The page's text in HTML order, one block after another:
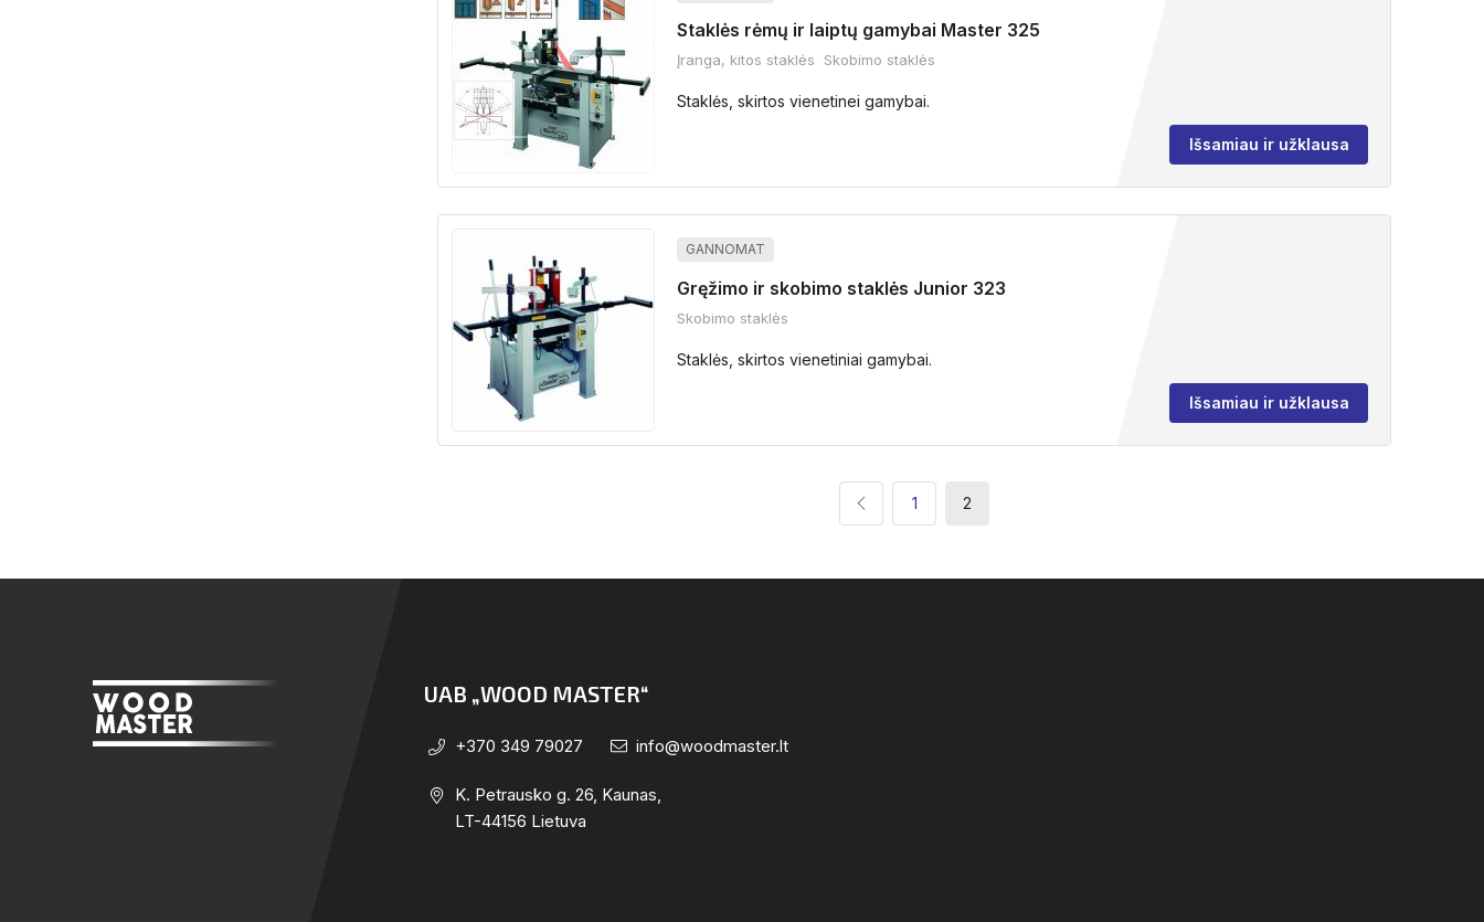
Staklės rėmų ir laiptų gamybai Master 325
Įranga, kitos staklės Skobimo staklės
Staklės, skirtos vienetinei gamybai.
Išsamiau ir užklausa
GANNOMAT
Gręžimo ir skobimo staklės Junior 323
Skobimo staklės
Staklės, skirtos vienetiniai gamybai.
Išsamiau ir užklausa
1 2
UAB „WOOD MASTER“
+370 349 79027 info@woodmaster.lt
K. Petrausko g. 26, Kaunas,
LT-44156 Lietuva